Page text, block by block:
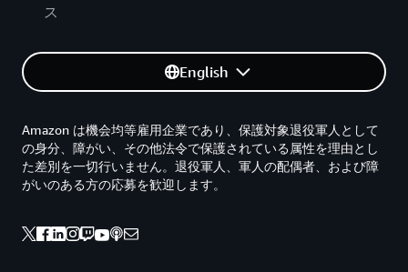
ス
English
Amazon は機会均等雇用企業であり、保護対象退役軍人として
の身分、障がい、その他法令で保護されている属性を理由とし
た差別を一切行いません。退役軍人、軍人の配偶者、および障
がいのある方の応募を歓迎します。